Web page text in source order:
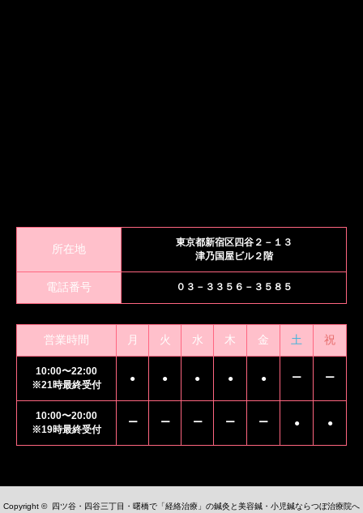
所在地
東京都新宿区四谷２－１３
津乃国屋ビル２階
電話番号 ０３－３３５６－３５８５
営業時間 月 火 水 木 金 土 祝
10:00〜22:00
※21時最終受付
● ● ● ● ● ー ー
10:00〜20:00
※19時最終受付
ー ー ー ー ー ● ●
Copyright © 四ツ谷・四谷三丁目・曙橋で「経絡治療」の鍼灸と美容鍼・小児鍼ならつぼ治療院へ